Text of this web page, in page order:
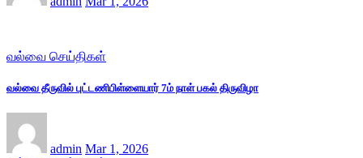
வல்வை செய்திகள்
வல்வை தீருவில் புட்டணிபிள்ளையார் 7ம் நாள் பகல் திருவிழா
admin Mar 1, 2026